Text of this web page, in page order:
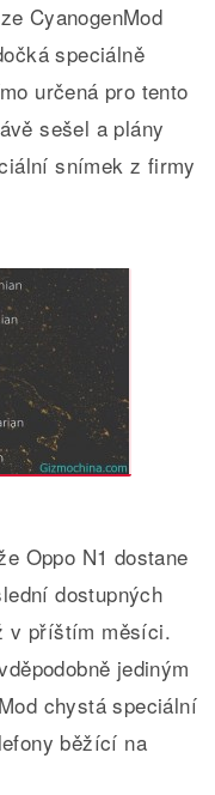
CyanogenMod
speciálně
určená pro tento
sešel a plány
snímek z firmy
Oppo N1 dostane
dostupných
v příštím měsíci.
jediným
chystá speciální
běžící na